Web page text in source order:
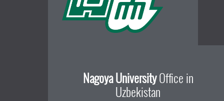
Nagoya UniversityOffice in
Uzbekistan